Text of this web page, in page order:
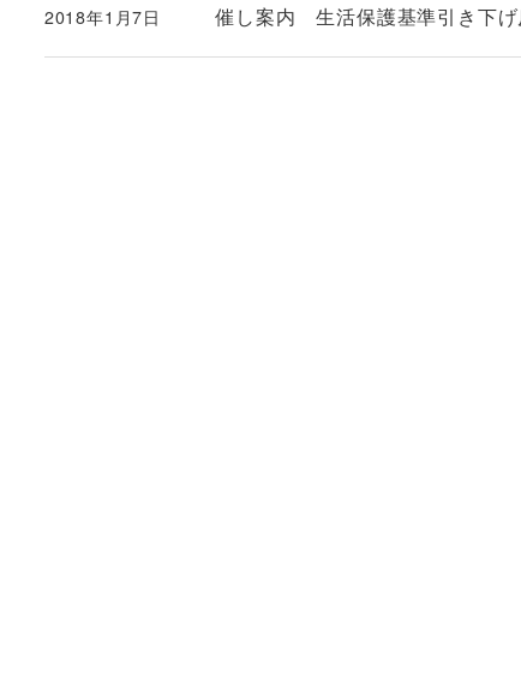
催し案内 生活保護基準引き下げ
投稿日
2018年1月7日